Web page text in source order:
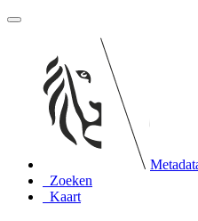
Zoeken
Kaart